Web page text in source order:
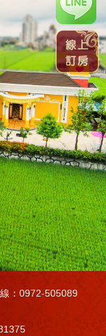
：0972-505089